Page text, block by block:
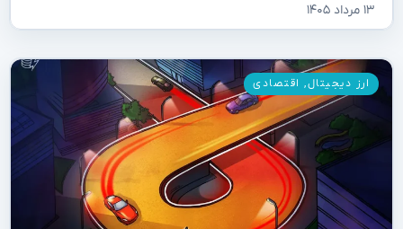
۱۳ مرداد ۱۴۰۵
ارز دیجیتال, اقتصادی